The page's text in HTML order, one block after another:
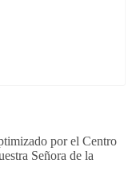
por el Centro
Señora de la